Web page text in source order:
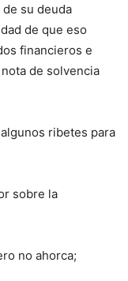
su deuda
de que eso
financieros e
de solvencia
ribetes para
sobre la
no ahorca;